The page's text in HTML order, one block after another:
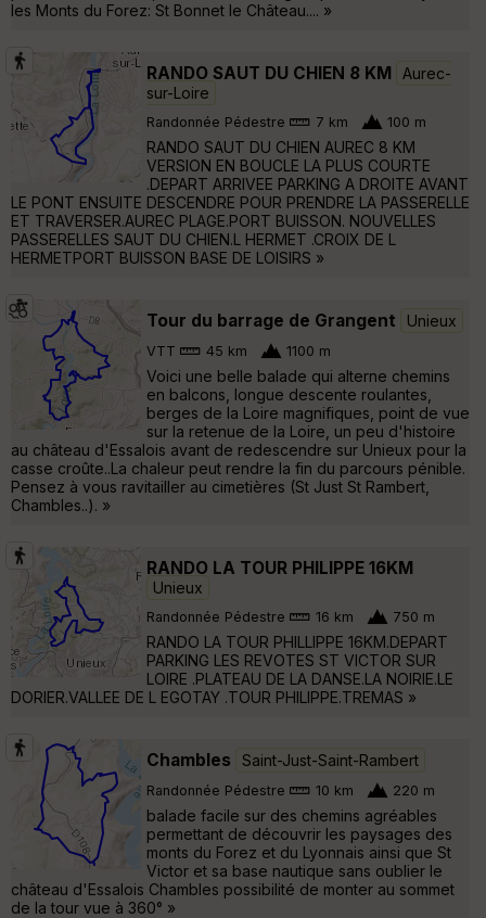
les Monts du Forez: St Bonnet le Château.... »
RANDO SAUT DU CHIEN 8 KM
Aurec-
sur-Loire
Randonnée Pédestre 7 km 100 m
RANDO SAUT DU CHIEN AUREC 8 KM
VERSION EN BOUCLE LA PLUS COURTE
.DEPART ARRIVEE PARKING A DROITE AVANT
LE PONT ENSUITE DESCENDRE POUR PRENDRE LA PASSERELLE
ET TRAVERSER.AUREC PLAGE.PORT BUISSON. NOUVELLES
PASSERELLES SAUT DU CHIEN.L HERMET .CROIX DE L
HERMETPORT BUISSON BASE DE LOISIRS »
Tour du barrage de Grangent Unieux
VTT 45 km 1100 m
Voici une belle balade qui alterne chemins
en balcons, longue descente roulantes,
berges de la Loire magnifiques, point de vue
sur la retenue de la Loire, un peu d'histoire
au château d'Essalois avant de redescendre sur Unieux pour la
casse croûte..La chaleur peut rendre la fin du parcours pénible.
Pensez à vous ravitailler au cimetières (St Just St Rambert,
Chambles..). »
RANDO LA TOUR PHILIPPE 16KM
Unieux
Randonnée Pédestre 16 km 750 m
RANDO LA TOUR PHILLIPPE 16KM.DEPART
PARKING LES REVOTES ST VICTOR SUR
LOIRE .PLATEAU DE LA DANSE.LA NOIRIE.LE
DORIER.VALLEE DE L EGOTAY .TOUR PHILIPPE.TREMAS »
Chambles Saint-Just-Saint-Rambert
Randonnée Pédestre 10 km 220 m
balade facile sur des chemins agréables
permettant de découvrir les paysages des
monts du Forez et du Lyonnais ainsi que St
Victor et sa base nautique sans oublier le
château d'Essalois Chambles possibilité de monter au sommet
de la tour vue à 360° »